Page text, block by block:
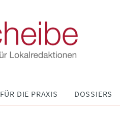
FÜR DIE PRAXIS DOSSIERS